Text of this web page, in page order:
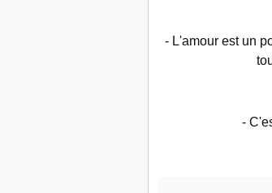
- L'amour est un
-